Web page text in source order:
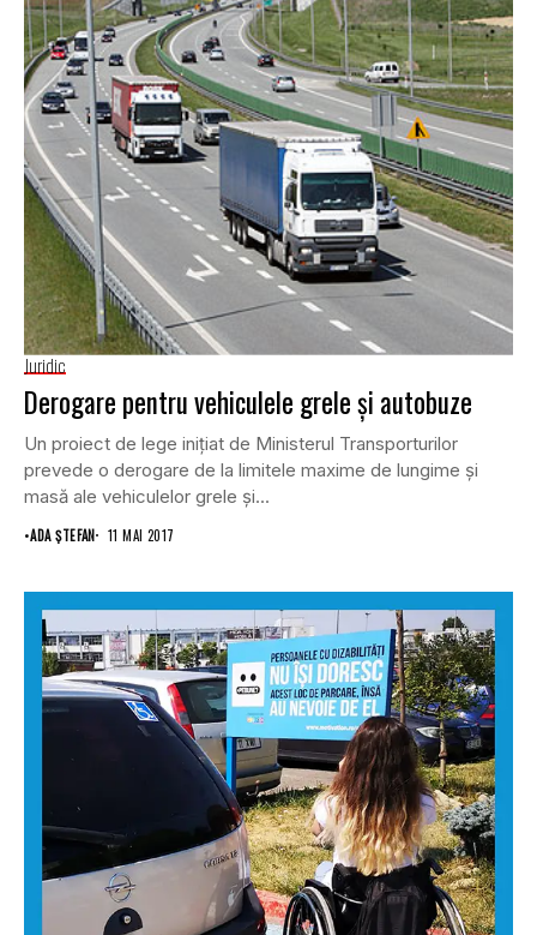
Juridic
Derogare pentru vehiculele grele şi autobuze
Un proiect de lege iniţiat de Ministerul Transporturilor
prevede o derogare de la limitele maxime de lungime şi
masă ale vehiculelor grele şi...
•ADA ȘTEFAN 11 MAI 2017